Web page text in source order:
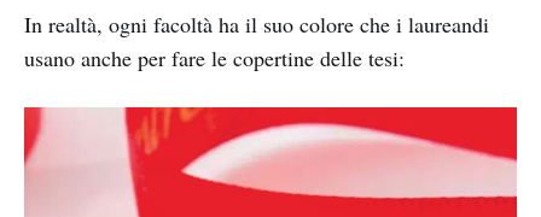
In realtà, ogni facoltà ha il suo colore che i laureandi
usano anche per fare le copertine delle tesi: